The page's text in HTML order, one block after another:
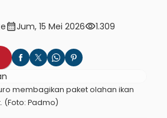
calendar_monthJum, 15 Mei 2026visibility1.309
membagikan paket olahan ikan
Padmo)